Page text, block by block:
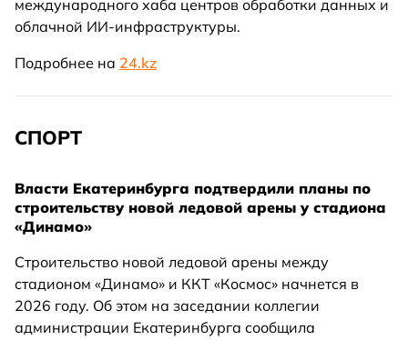
международного хаба центров обработки данных и
облачной ИИ-инфраструктуры.
Подробнее на 24.kz
СПОРТ
Власти Екатеринбурга подтвердили планы по
строительству новой ледовой арены у стадиона
«Динамо»
Строительство новой ледовой арены между
стадионом «Динамо» и ККТ «Космос» начнется в
2026 году. Об этом на заседании коллегии
администрации Екатеринбурга сообщила